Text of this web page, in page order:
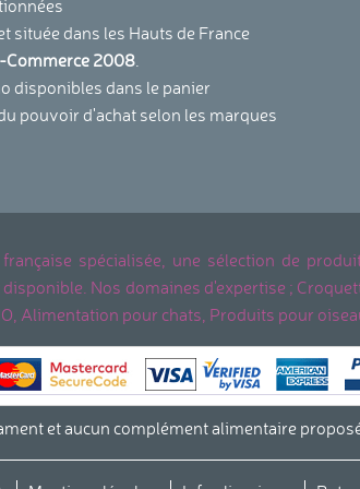
située dans les Hauts de France
Commerce 2008
disponibles dans le panier
pouvoir d'achat selon les marques
spécialisée, une sélection de
Nos domaines d'expertise ;
Alimentation pour chats, Produits pour
et aucun complément alimentaire
de confidentialité, en garantissant la